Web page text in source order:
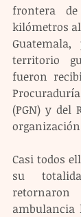
frontera
kilómetros al
territorio
fueron
(PGN) y del
Casi todos
su
ambulancia